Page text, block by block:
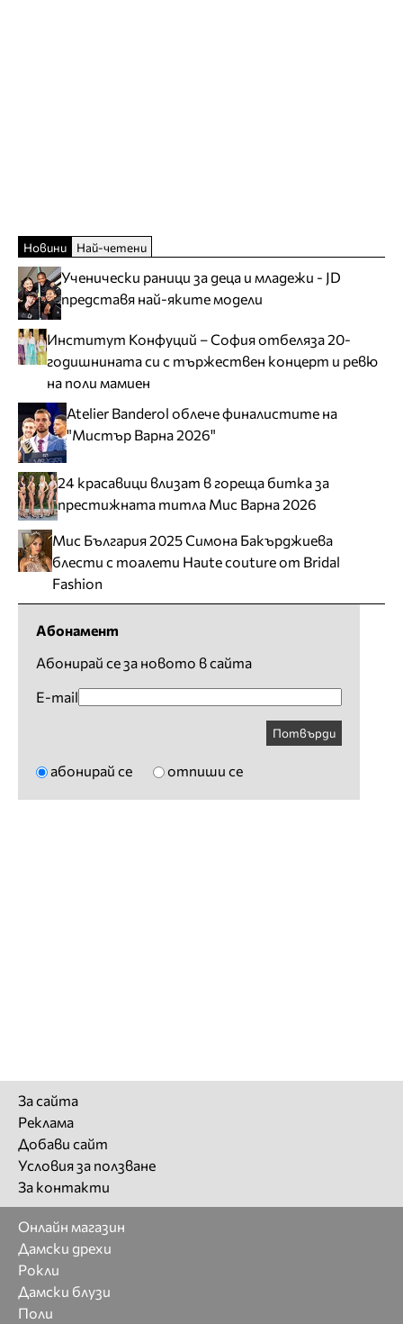
Новини Най-четени
Ученически раници за деца и младежи - JD
представя най-яките модели
Институт Конфуций – София отбеляза 20-
годишнината си с тържествен концерт и ревю
на поли мамиен
Atelier Banderol облече финалистите на
"Мистър Варна 2026"
24 красавици влизат в гореща битка за
престижната титла Мис Варна 2026
Мис България 2025 Симона Бакърджиева
блести с тоалети Haute couture от Bridal
Fashion
Абонамент
Абонирай се за новото в сайта
E-mail
Потвърди
абонирай се отпиши се
За сайта
Реклама
Добави сайт
Условия за ползване
За контакти
Онлайн магазин
Дамски дрехи
Рокли
Дамски блузи
Поли